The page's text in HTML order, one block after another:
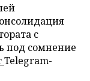
с
под сомнение
Telegram-